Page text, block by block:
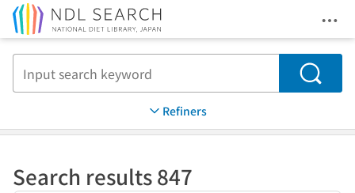
Search
Refiners
Search results 847